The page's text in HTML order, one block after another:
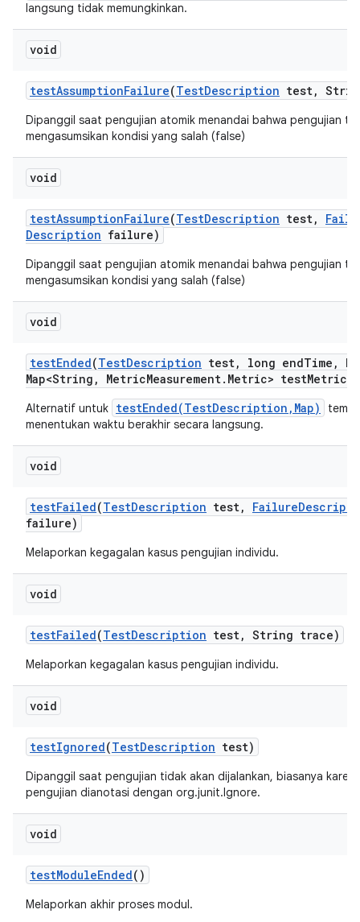
langsung tidak memungkinkan.
void
testAssumptionFailure(TestDescription test,
Dipanggil saat pengujian atomik menandai bahwa pengujian
mengasumsikan kondisi yang salah (false)
void
testAssumptionFailure(TestDescription test,
Description failure)
Dipanggil saat pengujian atomik menandai bahwa pengujian
mengasumsikan kondisi yang salah (false)
void
testEnded(TestDescription test, long endTime ,
Map<String , MetricMeasurement. Metric> testMetrics)
Alternatif untuk testEnded(TestDescription,Map)
menentukan waktu berakhir secara langsung.
void
testFailed(TestDescription test, Failure
failure)
Melaporkan kegagalan kasus pengujian individu.
void
testFailed(TestDescription test, String trace)
Melaporkan kegagalan kasus pengujian individu.
void
testIgnored(TestDescription test)
Dipanggil saat pengujian tidak akan dijalankan, biasanya
pengujian dianotasi dengan org.junit.Ignore.
void
testModuleEnded()
Melaporkan akhir proses modul.